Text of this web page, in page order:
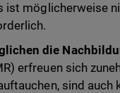
ist möglicherweise
die
erfreuen sich
sind